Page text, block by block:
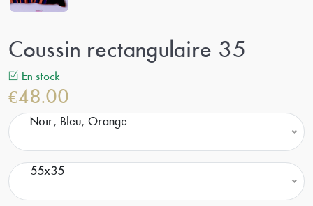
Coussin rectangulaire 35
En stock
€48.00
Noir, Bleu, Orange
55x35